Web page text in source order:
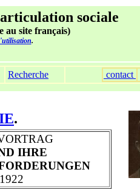
sociale
au site français)
.
Recherche contact
.
IHRE